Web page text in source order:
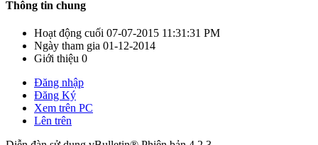
Thông tin chung
Hoạt động cuối 07-07-2015 11:31:31 PM
Ngày tham gia 01-12-2014
Giới thiệu 0
Đăng nhập
Đăng Ký
Xem trên PC
Lên trên